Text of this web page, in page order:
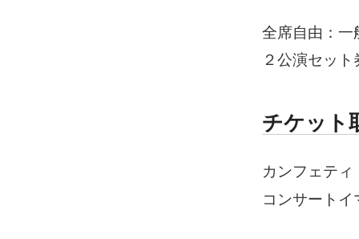
全席自由：
２公演セッ
チケット
カンフェテ
コンサート